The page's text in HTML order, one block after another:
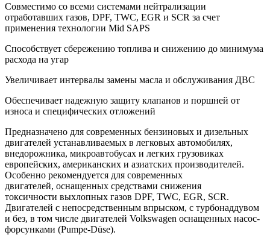
Совместимо со всеми системами нейтрализации
отработавших газов, DPF, TWC, EGR и SCR за счет
применения технологии Mid SAPS
Способствует сбережению топлива и снижению до минимума
расхода на угар
Увеличивает интервалы замены масла и обслуживания ДВС
Обеспечивает надежную защиту клапанов и поршней от
износа и специфических отложений
Предназначено для современных бензиновых и дизельных
двигателей устанавливаемых в легковых автомобилях,
внедорожника, микроавтобусах и легких грузовиках
европейских, американских и азиатских производителей.
Особенно рекомендуется для современных
двигателей, оснащенных средствами снижения
токсичности выхлопных газов DPF, TWC, EGR, SCR.
Двигателей с непосредственным впрыском, с турбонаддувом
и без, в том числе двигателей Volkswagen оснащенных насос-
форсунками (Pumpe-Düse).